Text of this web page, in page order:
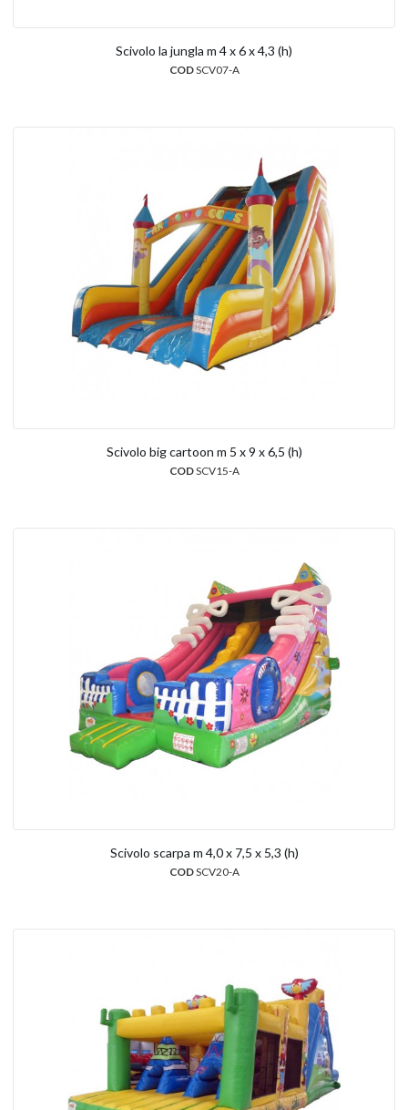
Scivolo la jungla m 4 x 6 x 4,3 (h)
CODSCV07-A
Scivolo big cartoon m 5 x 9 x 6,5 (h)
CODSCV15-A
Scivolo scarpa m 4,0 x 7,5 x 5,3 (h)
CODSCV20-A